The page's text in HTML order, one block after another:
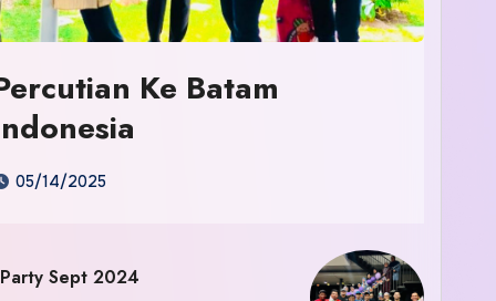
Ke Batam
05/14/2025
Sept 2024